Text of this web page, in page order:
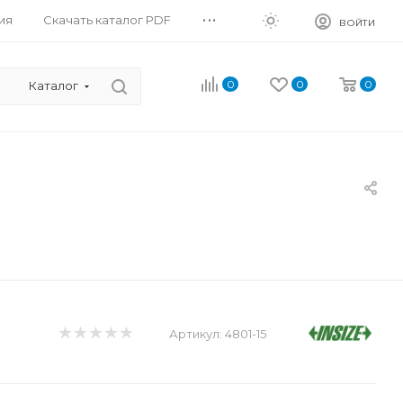
Скачать каталог PDF ... ВОЙТИ
Каталог 0 0 0
Артикул: 4801-15